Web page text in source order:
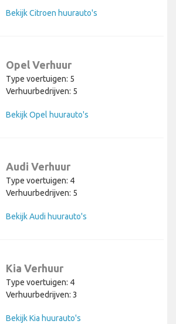
Bekijk Citroen huurauto's
Opel Verhuur
Type voertuigen: 5
Verhuurbedrijven: 5
Bekijk Opel huurauto's
Audi Verhuur
Type voertuigen: 4
Verhuurbedrijven: 5
Bekijk Audi huurauto's
Kia Verhuur
Type voertuigen: 4
Verhuurbedrijven: 3
Bekijk Kia huurauto's